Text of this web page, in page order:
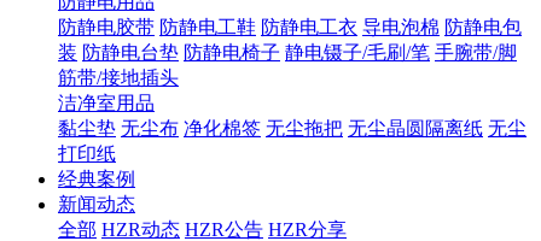
防静电胶带 防静电工鞋 防静电工衣 导电泡棉 防静电包
装 防静电台垫 防静电椅子 静电镊子/毛刷/笔 手腕带/脚
筋带/接地插头
洁净室用品
黏尘垫 无尘布 净化棉签 无尘拖把 无尘晶圆隔离纸 无尘
打印纸
经典案例
新闻动态
全部 HZR动态 HZR公告 HZR分享